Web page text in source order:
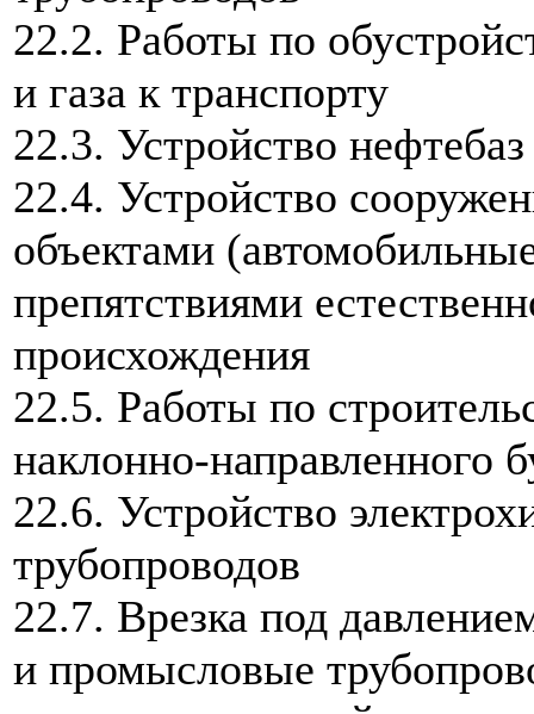
22.2. Работы по
и газа к транспорту
22.3. Устройство
22.4. Устройство
объектами
препятствиями
происхождения
22.5. Работы по
наклонно-направленного
22.6. Устройство
трубопроводов
22.7. Врезка под
и промысловые